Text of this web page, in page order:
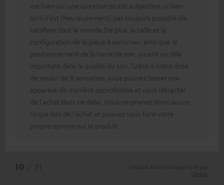
est bien sûr une question plutôt subjective, si bien
qu'il n'est (heureusement) pas toujours possible de
satisfaire tout le monde.De plus, la taille et la
configuration de la pièce à sonoriser, ainsi que le
positionnement de la barre de son, jouent un rôle
important dans la qualité du son. Grâce à notre droit
de retour de 8 semaines, vous pouvez tester nos
appareils de manière approfondie et vous rétracter
de l'achat dans ce délai. Vous ne prenez donc aucun
risque lors de l'achat et pouvez vous faire votre
propre opinion sur le produit.